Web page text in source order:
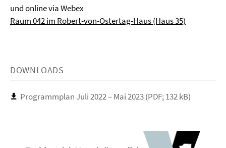
und online via Webex
Raum 042 im Robert-von-Ostertag-Haus (Haus 35)
DOWNLOADS
Programmplan Juli 2022 – Mai 2023 (PDF; 132 kB)